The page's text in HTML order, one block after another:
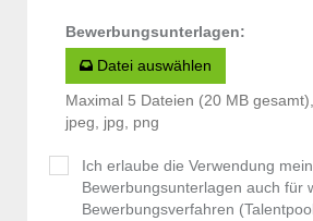
Bewerbungsunterlagen:
Datei auswählen
Maximal 5 Dateien (20 MB
jpeg, jpg, png
Ich erlaube die Verwendung
Bewerbungsunterlagen auch für
Bewerbungsverfahren